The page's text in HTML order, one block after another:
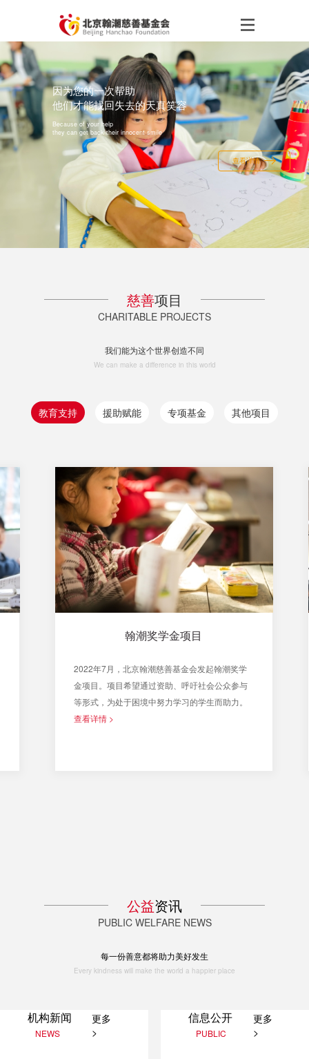
因为您的一次帮助
他们才能找回失去的天真笑容
Because of your help
they can get back their innocent smile
查看详情
慈善项目
CHARITABLE PROJECTS
我们能为这个世界创造不同
We can make a difference in this world
教育支持 援助赋能 专项基金 其他项目
翰潮奖学金项目
2022年7月，北京翰潮慈善基金会发起翰潮奖学
金项目。项目希望通过资助、呼吁社会公众参与
等形式，为处于困境中努力学习的学生而助力。
查看详情 >
公益资讯
PUBLIC WELFARE NEWS
每一份善意都将助力美好发生
Every kindness will make the world a happier place
机构新闻
NEWS
更多
>
信息公开
PUBLIC
更多
>